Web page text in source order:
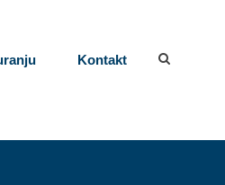
Kontakt